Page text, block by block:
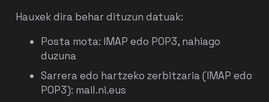
Hauxek dira behar dituzun datuak:
Posta mota: IMAP edo POP3, nahiago
duzuna
Sarrera edo hartzeko zerbitzaria (IMAP edo
POP3): mail.ni.eus